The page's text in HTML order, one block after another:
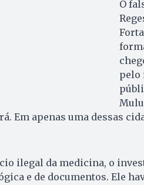
O
pelo
Em apenas uma dessas
ilegal da medicina, o
e de documentos. Ele